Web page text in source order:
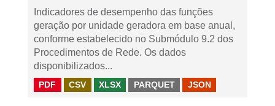
Indicadores de desempenho das funções
geração por unidade geradora em base anual,
conforme estabelecido no Submódulo 9.2 dos
Procedimentos de Rede. Os dados
disponibilizados...
PDF CSV XLSX PARQUET JSON